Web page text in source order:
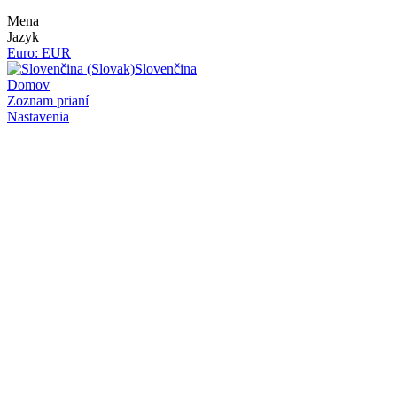
Mena
Jazyk
Euro: EUR
Slovenčina
Domov
Zoznam prianí
Nastavenia